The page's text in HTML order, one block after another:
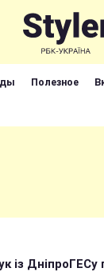
Полезное
із